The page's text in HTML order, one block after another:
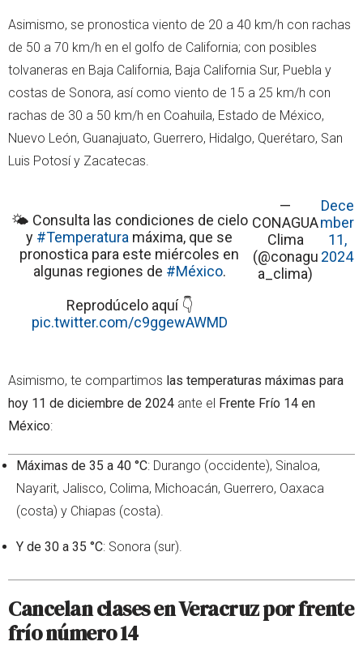
Asimismo, se pronostica viento de 20 a 40 km/h con rachas
de 50 a 70 km/h en el golfo de California; con posibles
tolvaneras en Baja California, Baja California Sur, Puebla y
costas de Sonora, así como viento de 15 a 25 km/h con
rachas de 30 a 50 km/h en Coahuila, Estado de México,
Nuevo León, Guanajuato, Guerrero, Hidalgo, Querétaro, San
Luis Potosí y Zacatecas.
🌤️ Consulta las condiciones de cielo
y #Temperatura máxima, que se
pronostica para este miércoles en
algunas regiones de #México.
Reprodúcelo aquí 👇
pic.twitter.com/c9ggewAWMD
—
CONAGUA
Clima
(@conagu
a_clima)
Dece
mber
11,
2024
Asimismo, te compartimos las temperaturas máximas para
hoy 11 de diciembre de 2024 ante el Frente Frío 14 en
México:
Máximas de 35 a 40 °C: Durango (occidente), Sinaloa,
Nayarit, Jalisco, Colima, Michoacán, Guerrero, Oaxaca
(costa) y Chiapas (costa).
Y de 30 a 35 °C: Sonora (sur).
Cancelan clases en Veracruz por frente
frío número 14